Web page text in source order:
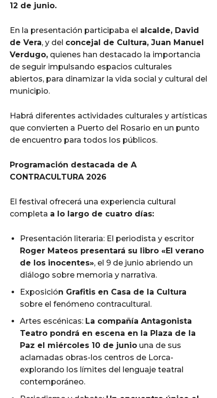
12 de junio.
En la presentación participaba el alcalde, David
de Vera, y del concejal de Cultura, Juan Manuel
Verdugo, quienes han destacado la importancia
de seguir impulsando espacios culturales
abiertos, para dinamizar la vida social y cultural del
municipio.
Habrá diferentes actividades culturales y artísticas
que convierten a Puerto del Rosario en un punto
de encuentro para todos los públicos.
Programación destacada de A
CONTRACULTURA 2026
El festival ofrecerá una experiencia cultural
completa a lo largo de cuatro días:
Presentación literaria: El periodista y escritor
Roger Mateos presentará su libro «El verano
de los inocentes», el 9 de junio abriendo un
diálogo sobre memoria y narrativa.
Exposición Grafitis en Casa de la Cultura
sobre el fenómeno contracultural.
Artes escénicas: La compañía Antagonista
Teatro pondrá en escena en la Plaza de la
Paz el miércoles 10 de junio una de sus
aclamadas obras-los centros de Lorca-
explorando los límites del lenguaje teatral
contemporáneo.